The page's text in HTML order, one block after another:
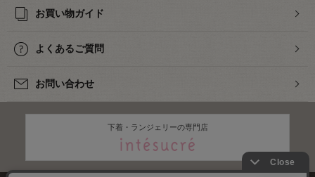
お買い物ガイド
よくあるご質問
お問い合わせ
下着・ランジェリーの専門店